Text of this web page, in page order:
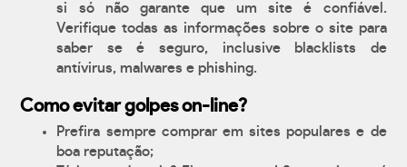
si só não garante que um site é confiável.
Verifique todas as informações sobre o site para
saber se é seguro, inclusive blacklists de
antívirus, malwares e phishing.
Como evitar golpes on-line?
Prefira sempre comprar em sites populares e de
boa reputação;